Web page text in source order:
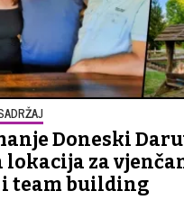
Doneski
lokacija za
team building